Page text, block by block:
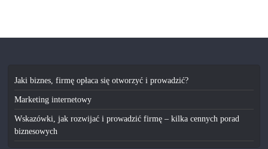
Jaki biznes, firmę opłaca się otworzyć i prowadzić?
Marketing internetowy
Wskazówki, jak rozwijać i prowadzić firmę – kilka cennych porad
biznesowych